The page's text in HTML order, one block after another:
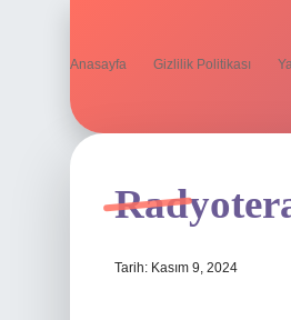
Anasayfa Gizlilik Politikası
Tarih: Kasım 9, 2024